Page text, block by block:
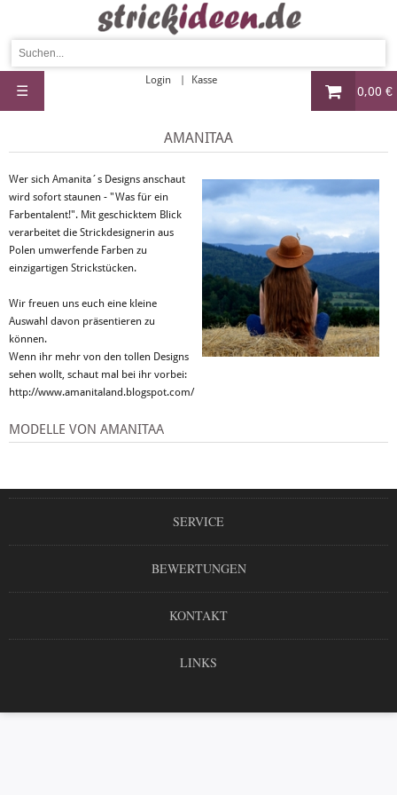
0,00 €
Login Kasse
☰
AMANITAA
Wer sich Amanita´s Designs anschaut
wird sofort staunen - "Was für ein
Farbentalent!". Mit geschicktem Blick
verarbeitet die Strickdesignerin aus
Polen umwerfende Farben zu
einzigartigen Strickstücken.
Wir freuen uns euch eine kleine
Auswahl davon präsentieren zu
können.
Wenn ihr mehr von den tollen Designs
sehen wollt, schaut mal bei ihr vorbei:
http://www.amanitaland.blogspot.com/
MODELLE VON AMANITAA
SERVICE
BEWERTUNGEN
KONTAKT
LINKS